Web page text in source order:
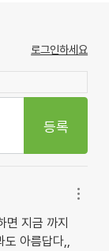
로그인하세요
등록
면 지금 까지
도 아름답다,,